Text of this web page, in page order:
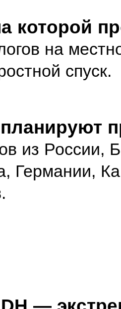
которой
на
спуск.
из России,
Германии,